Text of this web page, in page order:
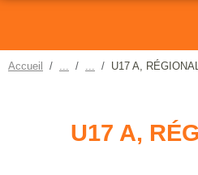
Accueil U17 A,
U17 A,